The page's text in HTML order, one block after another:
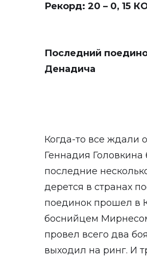
Рекорд: 20 – 0, 15
Последний
Денадича
Когда-то все ждали
Геннадия Головкина
последние
дерется в странах
поединок прошел в
боснийцем
провел всего два
выходил на ринг. И